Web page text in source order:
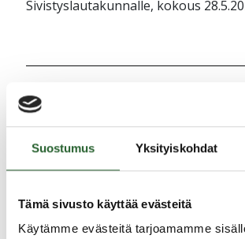
Suostumus Yksityiskohdat
Tämä sivusto käyttää evästeitä
Käytämme evästeitä tarjoamamme
Sivistyslautakunnalle, kokous
Jaa uutinen
5.8.2026